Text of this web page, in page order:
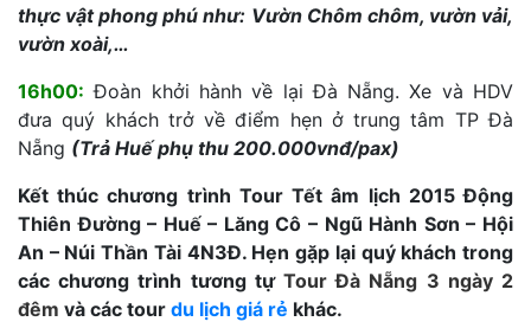
thực vật phong phú như: Vườn Chôm chôm, vườn vải,
vườn xoài,…
16h00: Đoàn khởi hành về lại Đà Nẵng. Xe và HDV
đưa quý khách trở về điểm hẹn ở trung tâm TP Đà
Nẵng (Trả Huế phụ thu 200.000vnđ/pax)
Kết thúc chương trình Tour Tết âm lịch 2015 Động
Thiên Đường – Huế – Lăng Cô – Ngũ Hành Sơn – Hội
An – Núi Thần Tài 4N3Đ. Hẹn gặp lại quý khách trong
các chương trình tương tự Tour Đà Nẵng 3 ngày 2
đêm và các tour du lịch giá rẻ khác.